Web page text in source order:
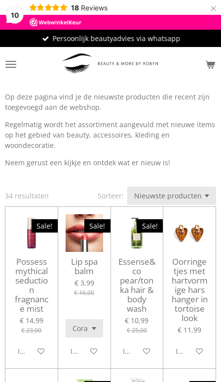
10
18 Reviews ×
Persoonlijk beautyadvies via whatsapp
Op deze pagina vind je de nieuwste producten die recent zijn
toegevoegd aan de webshop.
Regelmatig wordt het assortiment aangevuld met nieuwe items
op het gebied van beauty, accessoires, kleding en
woondecoratie.
Neem gerust een kijkje en ontdek wat er nieuw is!
34 resultaten Sorteer:
Sale!
Possess
mythical
seductio
n
fragnanc
e mist
€ 14,99
€ 23,00
In winkelwagen
Sale!
Lip spa
balm
€ 3,99
€ 16,00
In winkelwagen
Sale!
Essense&
co
pear/ton
ka hair &
body
wash
€ 10,99
€ 25,00
In winkelwagen
Oorringe
tjes met
hartvorm
ige hars
hanger in
tortoise
look
€ 11,99
In